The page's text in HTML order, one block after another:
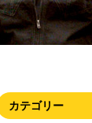
カテゴリー